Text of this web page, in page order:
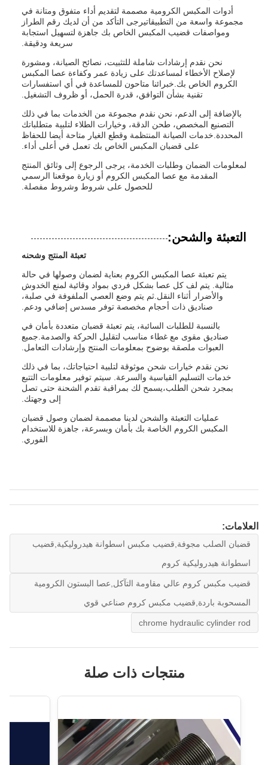
أدوات المكبس الكرومية مصممة لتقديم أداء متفوق ومتانة في
مجموعة واسعة من التطبيقاتيرجى التأكد من أن لديك رقم الطراز
ومواصفات قضيب المكبس الخاص بك جاهزة لتسهيل استجابة
سريعة ودقيقة.
نحن نقدم إرشادات شاملة للتثبيت، نصائح الصيانة، ومشورة
لإصلاح الأخطاء لمساعدتك على زيادة عمر وكفاءة عصا المكبس
الكروم الخاص بك.خبرائنا متاحون للمساعدة في أي استفسارات
تقنية بشأن التوافق، قدرة الحمل، أو ظروف التشغيل.
بالإضافة إلى الدعم، نحن نقدم مجموعة من الخدمات بما في ذلك
التصنيع المخصص، طحن الدقة، وخيارات الطلاء لتلبية متطلباتك
المحددة.خدمات الصيانة المنتظمة وقطع الغيار متاحة أيضا للحفاظ
على قضبان المكبس الخاص بك تعمل في أعلى أداء.
لمعلومات الضمان وطلبات الخدمة، يرجى الرجوع إلى وثائق المنتج
المقدمة مع عصا المكبس الكروم أو زيارة موقعنا الرسمي
للحصول على شروط وشروط مفصلة.
التعبئة والشحن:
تعبئة المنتج وشحنه
يتم تعبئة عصا المكبس الكروم بعناية لضمان وصولها في حالة
مثالية. يتم لف كل عصا بشكل فردي بمواد وقائية لمنع الخدوش
والأضرار أثناء النقل.ثم يتم وضع العصي الملفوفة في صلبة،
صناديق ذات أحجام مخصصة توفر مسدس إضافي ودعم.
بالنسبة للطلبات السائبة، يتم تعبئة قضبان متعددة بأمان في
صناديق مقوى مع غطاء مناسب لتقليل الحركة والصدمة.جميع
العبوات ملصقة بوضوح بمعلومات المنتج وإرشادات التعامل.
نحن نقدم خيارات شحن موثوقة لتلبية احتياجاتك، بما في ذلك
خدمات التسليم القياسية والسرعة. سيتم توفير معلومات التتبع
بمجرد شحن الطلب،يسمح لك بمراقبة تقدم الشحنة حتى تصل
إلى وجهتك.
عمليات التعبئة والشحن لدينا مصممة لضمان وصول قضبان
المكبس الكروم الخاصة بك بأمان وبسرعة، جاهزة للاستخدام
الفوري.
العلامات:
قضبان الصلب مجوفة,قضيب مكبس اسطوانة هيدروليكية,قضيب
اسطوانة هيدروليكية كروم
قضيب مكبس كروم عالي مقاومة التآكل,عصا البستون الكرومية
المسحوبة باردة,قضيب مكبس كروم صناعي قوي
chrome hydraulic cylinder rod
منتجات ذات صلة